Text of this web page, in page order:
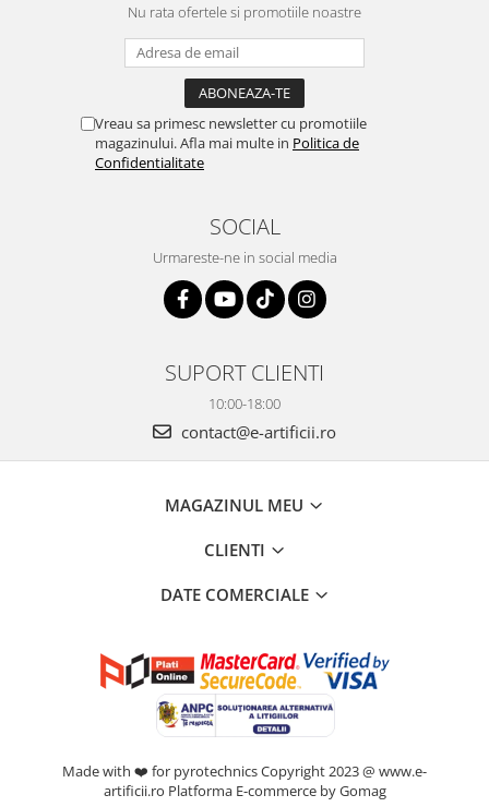
Nu rata ofertele si promotiile noastre
Vreau sa primesc newsletter cu promotiile
magazinului. Afla mai multe in Politica de
Confidentialitate
SOCIAL
Urmareste-ne in social media
SUPORT CLIENTI
10:00-18:00
contact@e-artificii.ro
MAGAZINUL MEU
CLIENTI
DATE COMERCIALE
Made with ❤️ for pyrotechnics Copyright 2023 @ www.e-
artificii.ro Platforma E-commerce by Gomag